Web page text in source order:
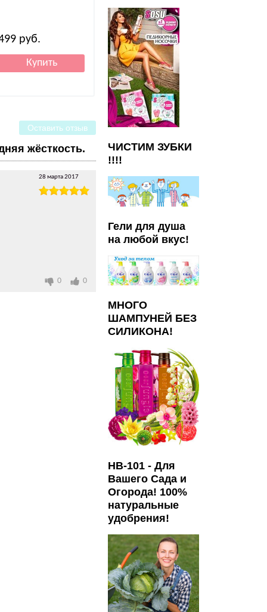
руб. 410руб.
Оставить отзыв
жёсткость.
28 марта 2017
0 0
ЧИСТИМ ЗУБКИ
!!!!
Гели для душа
на любой вкус!
МНОГО
ШАМПУНЕЙ БЕЗ
СИЛИКОНА!
HB-101 - Для
Вашего Сада и
Огорода! 100%
натуральные
удобрения!